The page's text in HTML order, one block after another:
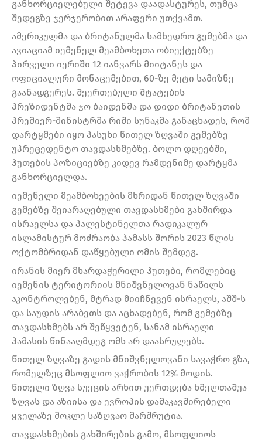
განხორციელებული შეტევა დაადასტურეს, თუმცა
შედეგზე ჯერჯერობით არაფერი უთქვამთ.
ამერიკულმა და ბრიტანულმა სამხედრო გემებმა და
ავიაციამ იემენელ მეამბოხეთა ობიექტებზე
პირველი იერიში 12 იანვარს მიიტანეს და
ოფიციალური მონაცემებით, 60-ზე მეტი სამიზნე
გაანადგურეს. შეერთებული შტატების
პრეზიდენტმა ჯო ბაიდენმა და დიდი ბრიტანეთის
პრემიერ-მინისტრმა რიში სუნაკმა განაცხადეს, რომ
დარტყმები იყო პასუხი წითელ ზღვაში გემებზე
უპრეცედენტო თავდასხმებზე. ბოლო დღეებში,
ჰუთების პოზიციებზე კიდევ რამდენიმე დარტყმა
განხორციელდა.
იემენელი მეამბოხეების მხრიდან წითელ ზღვაში
გემებზე შეიარაღებული თავდასხმები გახშირდა
ისრაელსა და პალესტინელთა რადიკალურ
ისლამისტურ მოძრაობა ჰამასს შორის 2023 წლის
ოქტომბრიდან დაწყებული ომის შემდეგ.
ირანის მიერ მხარდაჭერილი ჰუთები, რომლებიც
იემენის ტერიტორიის მნიშვნელოვან ნაწილს
აკონტროლებენ, მტრად მიიჩნევენ ისრაელს, აშშ-ს
და საუდის არაბეთს და აცხადებენ, რომ გემებზე
თავდასხმებს არ შეწყვეტენ, სანამ ისრაელი
ჰამასის წინააღმდეგ ომს არ დაასრულებს.
წითელ ზღვაზე გადის მნიშვნელოვანი სავაჭრო გზა,
რომელზეც მსოფლიო ვაჭრობის 12% მოდის.
წითელი ზღვა სუეცის არხით უერთდება ხმელთაშუა
ზღვას და აზიისა და ევროპის დამაკავშირებელი
ყველაზე მოკლე საზღვაო მარშრუტია.
თავდასხმების გახშირების გამო, მსოფლიოს